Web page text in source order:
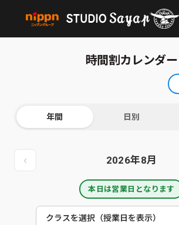
時間割カレンダー
年間 日別
‹ 2026年8月
本日は営業日となります